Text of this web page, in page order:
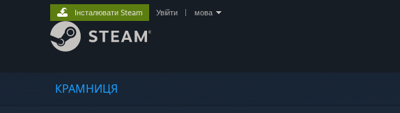
КРАМНИЦЯ
Інсталювати Steam Увійти мова